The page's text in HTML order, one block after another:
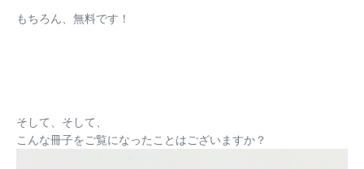
もちろん、無料です！
そして、そして、
こんな冊子をご覧になったことはございますか？